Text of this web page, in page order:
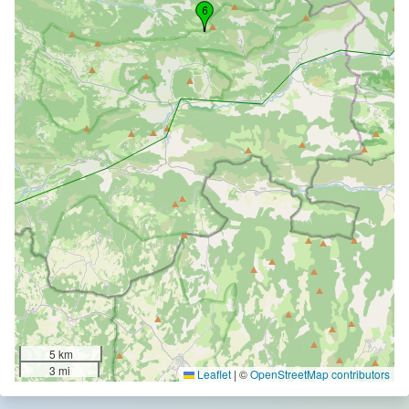
5 km
3 mi
Leaflet | ©OpenStreetMap contributors